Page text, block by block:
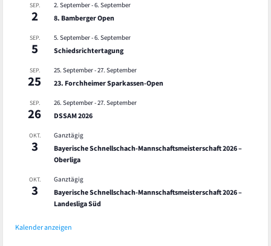
SEP.
2
2. September-6. September
8. Bamberger Open
SEP.
5
5. September-6. September
Schiedsrichtertagung
SEP.
25
25. September-27. September
23. Forchheimer Sparkassen-Open
SEP.
26
26. September-27. September
DSSAM 2026
OKT.
3
Ganztägig
Bayerische Schnellschach-Mannschaftsmeisterschaft 2026 –
Oberliga
OKT.
3
Ganztägig
Bayerische Schnellschach-Mannschaftsmeisterschaft 2026 –
Landesliga Süd
Kalender anzeigen